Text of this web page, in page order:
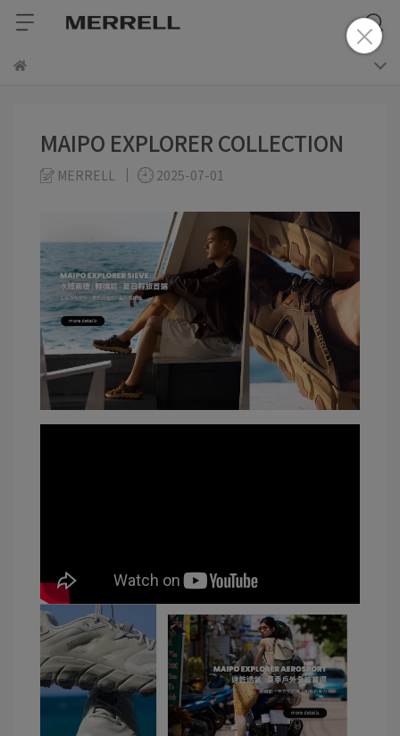
MAIPO EXPLORER COLLECTION
MERRELL 2025-07-01